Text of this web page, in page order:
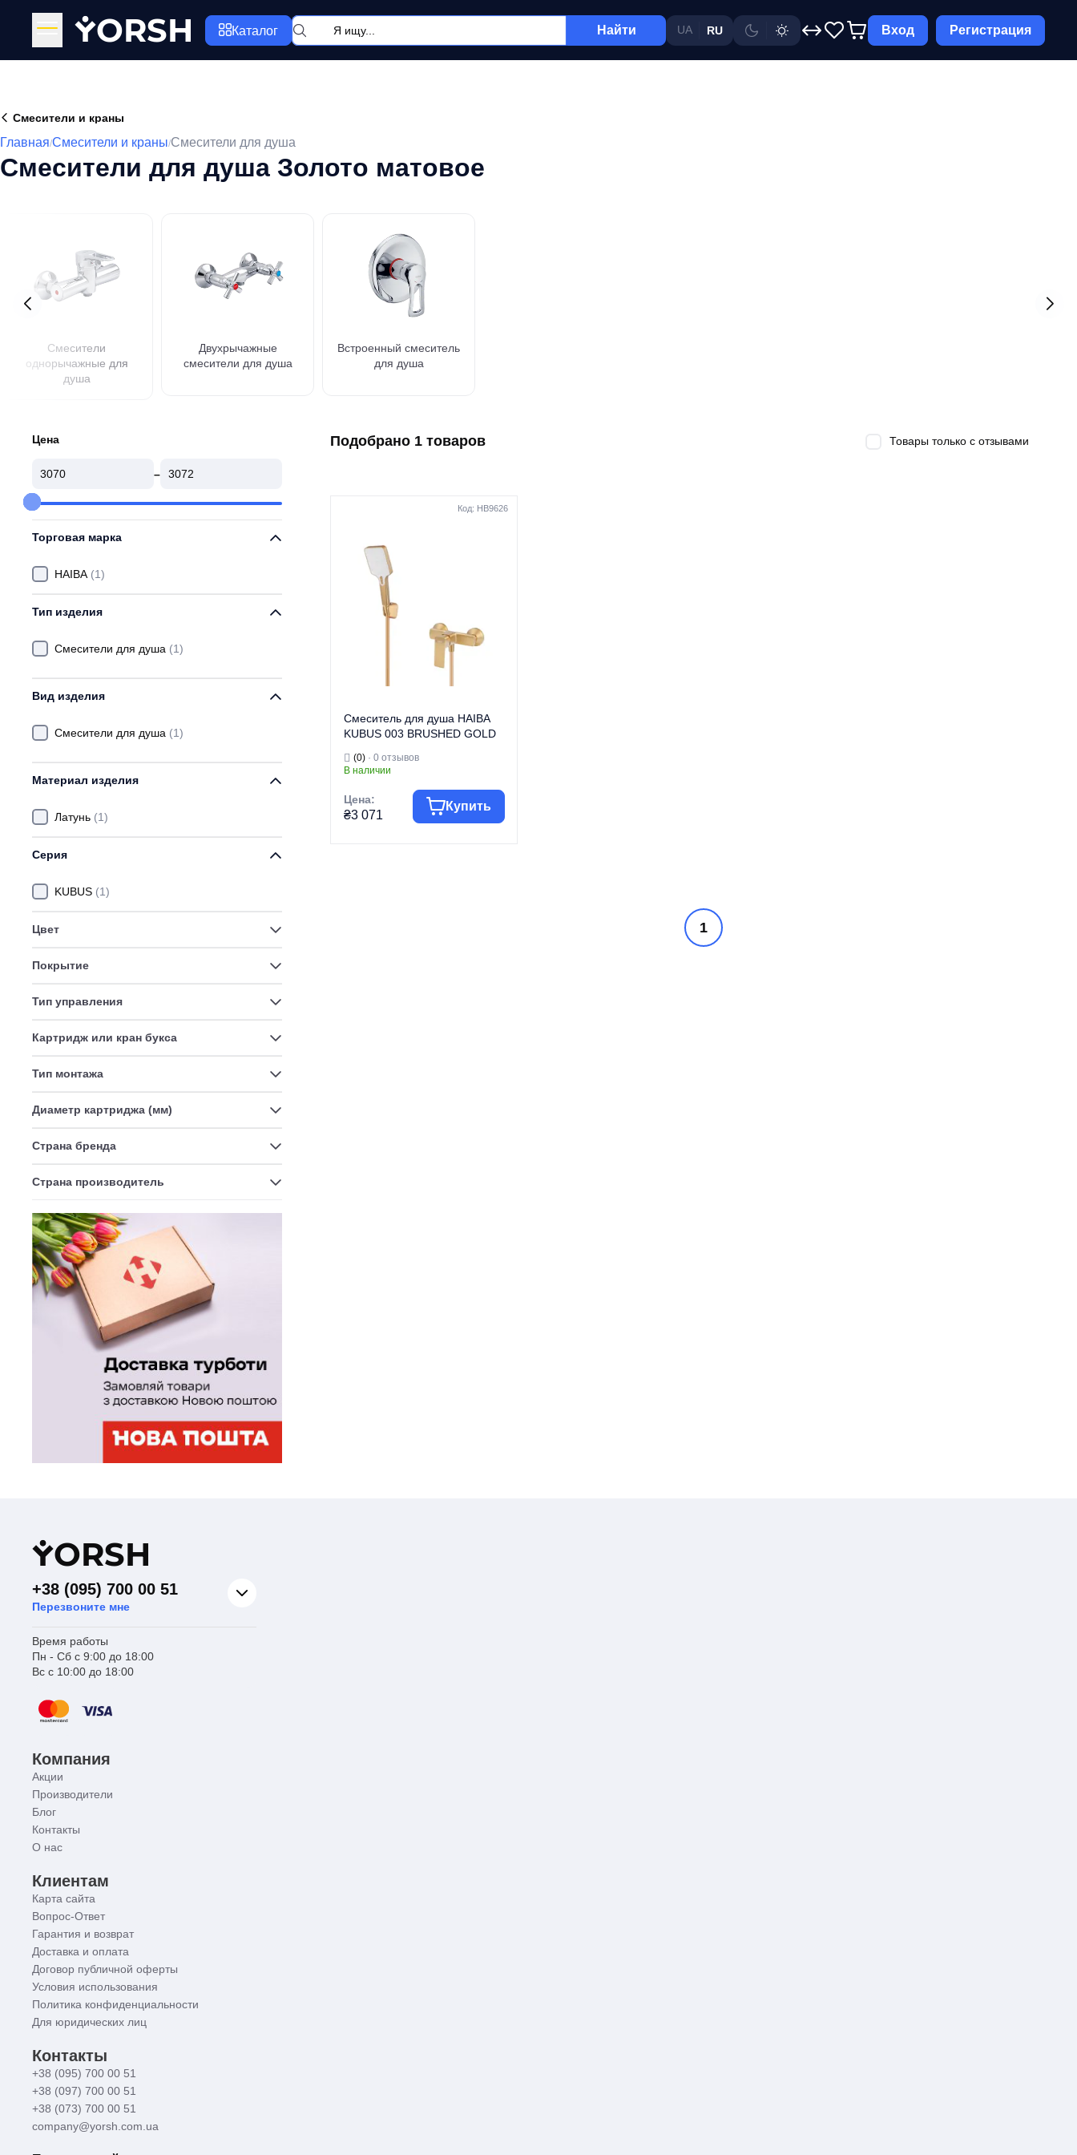
YORSH Каталог Найти UA RU Вход Регистрация
Смесители и краны
Главная/Смесители и краны/Смесители для душа
Смесители для душа Золото матовое
Смесители
однорычажные для
душа
Двухрычажные
смесители для душа
Встроенный смеситель
для душа
Цена
–
Торговая марка
HAIBA (1)
Тип изделия
Смесители для душа (1)
Вид изделия
Смесители для душа (1)
Материал изделия
Латунь (1)
Серия
KUBUS (1)
Цвет
Покрытие
Тип управления
Картридж или кран букса
Тип монтажа
Диаметр картриджа (мм)
Страна бренда
Страна производитель
Подобрано 1 товаров Товары только с отзывами
Код: HB9626
Смеситель для душа HAIBA
KUBUS 003 BRUSHED GOLD
(HB9626)
(0) · 0 отзывов
В наличии
Цена:
₴3 071
Купить
1
YORSH
+38 (095) 700 00 51
Перезвоните мне
Время работы
Пн - Сб с 9:00 до 18:00
Вс с 10:00 до 18:00
Компания
Акции
Производители
Блог
Контакты
О нас
Клиентам
Карта сайта
Вопрос-Ответ
Гарантия и возврат
Доставка и оплата
Договор публичной оферты
Условия использования
Политика конфиденциальности
Для юридических лиц
Контакты
+38 (095) 700 00 51
+38 (097) 700 00 51
+38 (073) 700 00 51
company@yorsh.com.ua